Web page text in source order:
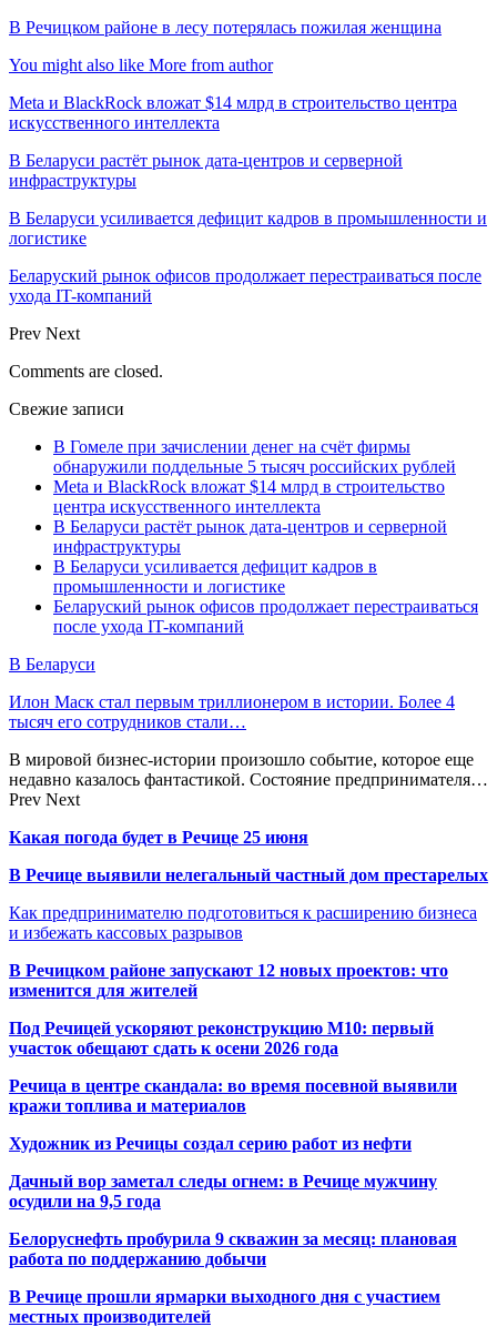
В Речицком районе в лесу потерялась пожилая женщина
You might also like More from author
Meta и BlackRock вложат $14 млрд в строительство центра
искусственного интеллекта
В Беларуси растёт рынок дата-центров и серверной
инфраструктуры
В Беларуси усиливается дефицит кадров в промышленности и
логистике
Беларуский рынок офисов продолжает перестраиваться после
ухода IT-компаний
Prev Next
Comments are closed.
Свежие записи
В Гомеле при зачислении денег на счёт фирмы
обнаружили поддельные 5 тысяч российских рублей
Meta и BlackRock вложат $14 млрд в строительство
центра искусственного интеллекта
В Беларуси растёт рынок дата-центров и серверной
инфраструктуры
В Беларуси усиливается дефицит кадров в
промышленности и логистике
Беларуский рынок офисов продолжает перестраиваться
после ухода IT-компаний
В Беларуси
Илон Маск стал первым триллионером в истории. Более 4
тысяч его сотрудников стали…
В мировой бизнес-истории произошло событие, которое еще
недавно казалось фантастикой. Состояние предпринимателя…
Prev Next
Какая погода будет в Речице 25 июня
В Речице выявили нелегальный частный дом престарелых
Как предпринимателю подготовиться к расширению бизнеса
и избежать кассовых разрывов
В Речицком районе запускают 12 новых проектов: что
изменится для жителей
Под Речицей ускоряют реконструкцию М10: первый
участок обещают сдать к осени 2026 года
Речица в центре скандала: во время посевной выявили
кражи топлива и материалов
Художник из Речицы создал серию работ из нефти
Дачный вор заметал следы огнем: в Речице мужчину
осудили на 9,5 года
Белоруснефть пробурила 9 скважин за месяц: плановая
работа по поддержанию добычи
В Речице прошли ярмарки выходного дня с участием
местных производителей